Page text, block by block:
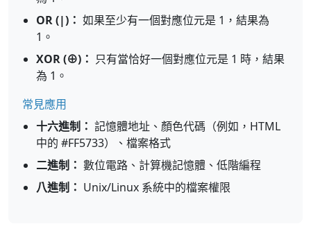
OR (|)： 如果至少有一個對應位元是 1，結果為
1。
XOR (⊕)： 只有當恰好一個對應位元是 1 時，結果
為 1。
常見應用
十六進制： 記憶體地址、顏色代碼（例如，HTML
中的 #FF5733）、檔案格式
二進制： 數位電路、計算機記憶體、低階編程
八進制： Unix/Linux 系統中的檔案權限